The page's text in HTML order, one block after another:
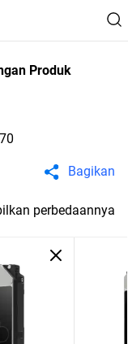
Produk
Bagikan
perbedaannya